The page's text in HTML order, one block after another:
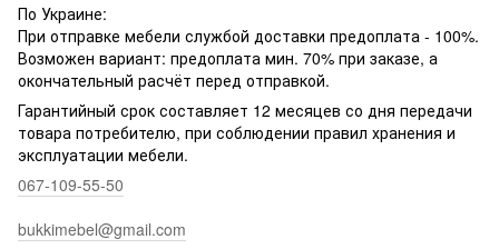
По Украине:
При отправке мебели службой доставки предоплата - 100%.
Возможен вариант: предоплата мин. 70% при заказе, а
окончательный расчёт перед отправкой.
Гарантийный срок составляет 12 месяцев со дня передачи
товара потребителю, при соблюдении правил хранения и
эксплуатации мебели.
067-109-55-50
bukkimebel@gmail.com